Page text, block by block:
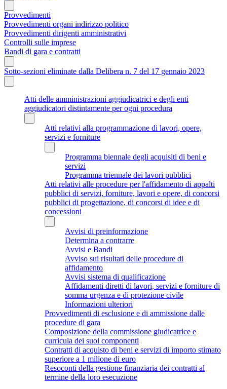
Provvedimenti
Provvedimenti organi indirizzo politico
Provvedimenti dirigenti amministrativi
Controlli sulle imprese
Bandi di gara e contratti
Sotto-sezioni eliminate dalla Delibera n. 7 del 17 gennaio 2023
Atti delle amministrazioni aggiudicatrici e degli enti
aggiudicatori distintamente per ogni procedura
Atti relativi alla programmazione di lavori, opere,
servizi e forniture
Programma biennale degli acquisiti di beni e
servizi
Programma triennale dei lavori pubblici
Atti relativi alle procedure per l'affidamento di appalti
pubblici di servizi, forniture, lavori e opere, di concorsi
pubblici di progettazione, di concorsi di idee e di
concessioni
Avvisi di preinformazione
Determina a contrarre
Avvisi e Bandi
Avviso sui risultati delle procedure di
affidamento
Avvisi sistema di qualificazione
Affidamenti diretti di lavori, servizi e forniture di
somma urgenza e di protezione civile
Informazioni ulteriori
Provvedimenti di esclusione e di ammissione dalle
procedure di gara
Composizione della commissione giudicatrice e
curricula dei suoi componenti
Contratti di acquisto di beni e servizi di importo stimato
superiore a 1 milione di euro
Resoconti della gestione finanziaria dei contratti al
termine della loro esecuzione